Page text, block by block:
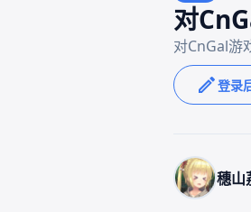
对
对CnGal游
登录
穗山